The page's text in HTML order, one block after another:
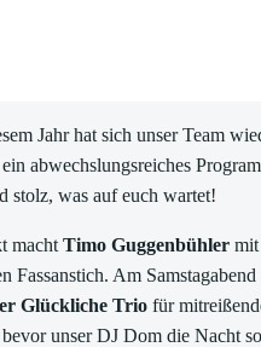
Jahr hat sich unser Team
abwechslungsreiches
stolz, was auf euch wartet!
macht Timo Guggenbühler mit
Fassanstich. Am
Glückliche Trio für
unser DJ Dom die Nacht